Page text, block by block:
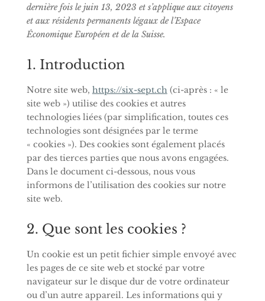
dernière fois le juin 13, 2023 et s’applique aux citoyens
et aux résidents permanents légaux de l’Espace
Économique Européen et de la Suisse.
1. Introduction
Notre site web, https://six-sept.ch(ci-après : « le
site web ») utilise des cookies et autres
technologies liées (par simplification, toutes ces
technologies sont désignées par le terme
« cookies »). Des cookies sont également placés
par des tierces parties que nous avons engagées.
Dans le document ci-dessous, nous vous
informons de l’utilisation des cookies sur notre
site web.
2. Que sont les cookies ?
Un cookie est un petit fichier simple envoyé avec
les pages de ce site web et stocké par votre
navigateur sur le disque dur de votre ordinateur
ou d’un autre appareil. Les informations qui y